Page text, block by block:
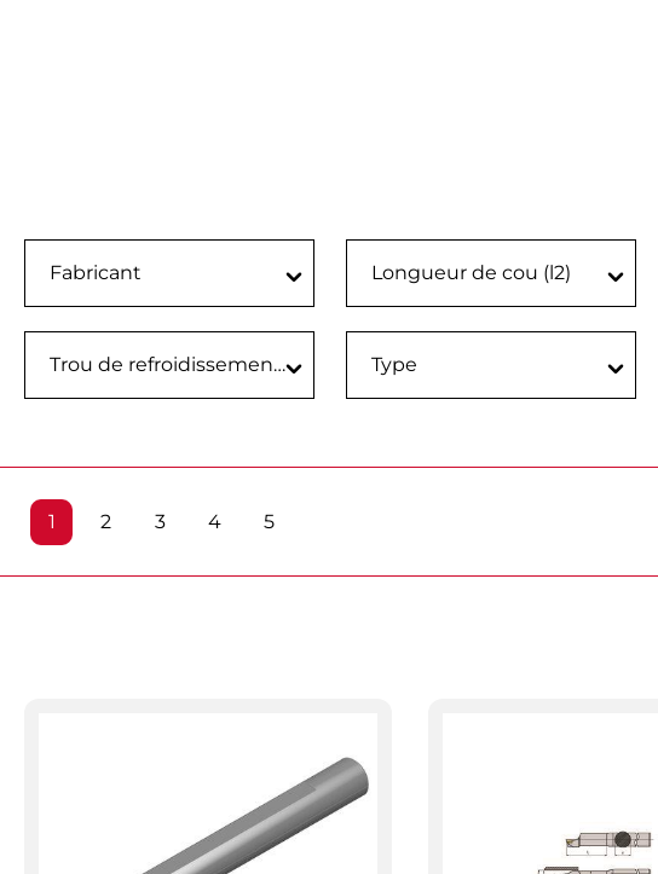
Fabricant Longueur de cou (l2)
Trou de refroidissement Type
Page
1 Page
2 Page
3 Page
4 Page
5